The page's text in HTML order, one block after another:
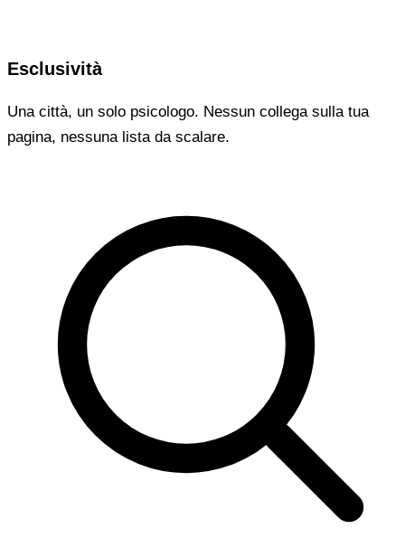
Esclusività
Una città, un solo psicologo. Nessun collega sulla tua
pagina, nessuna lista da scalare.